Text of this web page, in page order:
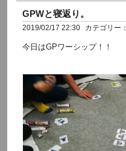
GPWと寝返り。
2019/02/17 22:30 カテゴリー：
今日はGPワーシップ！！